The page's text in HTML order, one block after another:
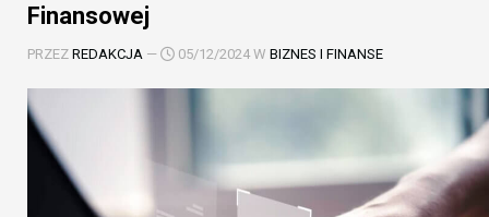
Finansowej
PRZEZ REDAKCJA — 05/12/2024 W BIZNES I FINANSE